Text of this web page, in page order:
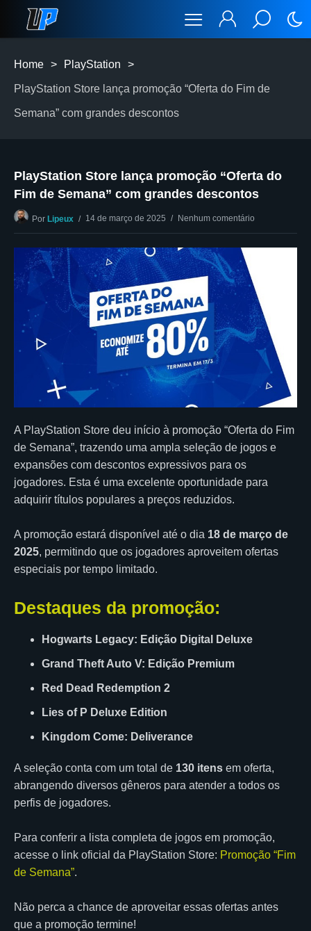
Home > PlayStation >
PlayStation Store lança promoção “Oferta do Fim de
Semana” com grandes descontos
PlayStation Store lança promoção “Oferta do
Fim de Semana” com grandes descontos
Por Lipeux 14 de março de 2025 Nenhum comentário
A PlayStation Store deu início à promoção “Oferta do Fim
de Semana”, trazendo uma ampla seleção de jogos e
expansões com descontos expressivos para os
jogadores. Esta é uma excelente oportunidade para
adquirir títulos populares a preços reduzidos.
A promoção estará disponível até o dia 18 de março de
2025, permitindo que os jogadores aproveitem ofertas
especiais por tempo limitado.
Destaques da promoção:
Hogwarts Legacy: Edição Digital Deluxe
Grand Theft Auto V: Edição Premium
Red Dead Redemption 2
Lies of P Deluxe Edition
Kingdom Come: Deliverance
A seleção conta com um total de 130 itens em oferta,
abrangendo diversos gêneros para atender a todos os
perfis de jogadores.
Para conferir a lista completa de jogos em promoção,
acesse o link oficial da PlayStation Store: Promoção “Fim
de Semana”.
Não perca a chance de aproveitar essas ofertas antes
que a promoção termine!